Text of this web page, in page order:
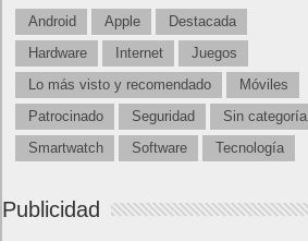
Android Apple
Destacada
Hardware
Internet
Juegos
Lo más visto y recomendado
Móviles
Patrocinado
Seguridad
Sin categoría
Smartwatch
Software Tecnología
Publicidad